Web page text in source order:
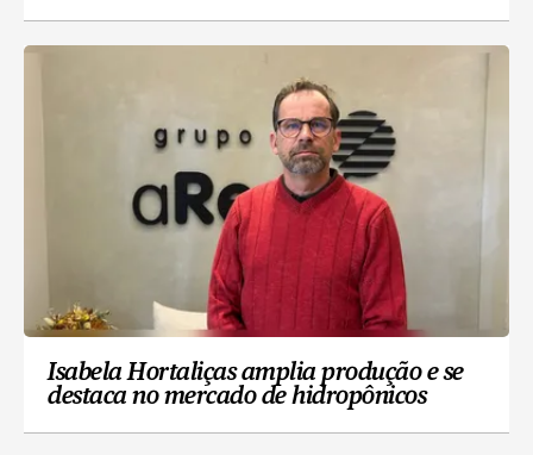
Isabela Hortaliças amplia produção e se
destaca no mercado de hidropônicos